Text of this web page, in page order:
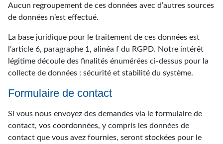
Aucun regroupement de ces données avec d’autres sources
de données n’est effectué.
La base juridique pour le traitement de ces données est
l’article 6, paragraphe 1, alinéa f du RGPD. Notre intérêt
légitime découle des finalités énumérées ci-dessus pour la
collecte de données : sécurité et stabilité du système.
Formulaire de contact
Si vous nous envoyez des demandes via le formulaire de
contact, vos coordonnées, y compris les données de
contact que vous avez fournies, seront stockées pour le